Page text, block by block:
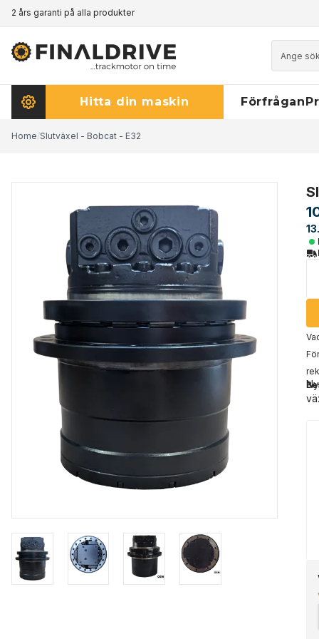
2 års garanti på alla produkterPrismatch - klicka här för att läsa mer
Hitta din maskin Förfrågan
Home/Slutväxel - Bobcat - E32